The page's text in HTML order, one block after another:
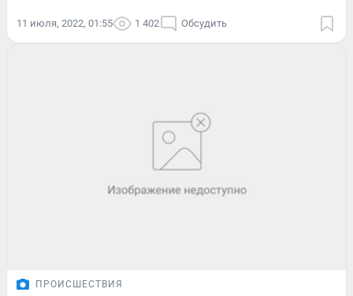
11 июля, 2022, 01:55 1 402 Обсудить
ПРОИСШЕСТВИЯ